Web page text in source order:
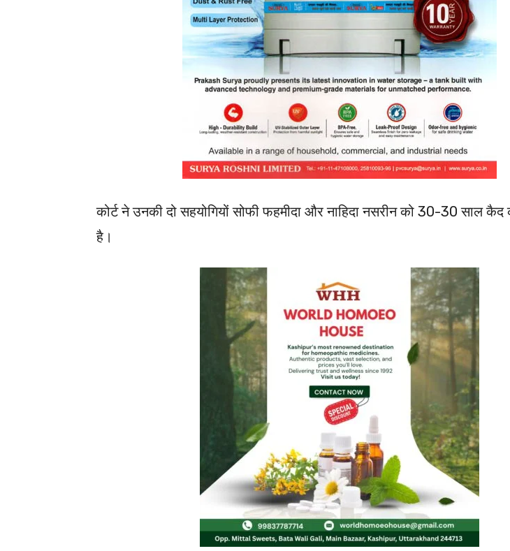
कोर्ट ने उनकी दो सहयोगियों सोफी फहमीदा और नाहिदा नसरीन को 30-30 साल
है।